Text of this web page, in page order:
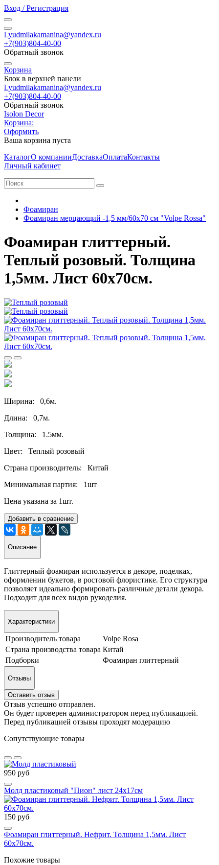
Вход / Регистрация
Lyudmilakamanina@yandex.ru
+7(903)804-40-00
Обратный звонок
Корзина
Блок в верхней панели
Lyudmilakamanina@yandex.ru
+7(903)804-40-00
Обратный звонок
Isolon Decor
Корзина:
Оформить
Ваша корзина пуста
КаталогО компанииДоставкаОплатаКонтакты
Личный кабинет
Фоамиран
Фоамиран мерцающий -1,5 мм/60х70 см "Volpe Rossa"
Фоамиран глиттерный.
Теплый розовый. Толщина
1,5мм. Лист 60х70см.
Ширина: 0,6м.
Длина: 0,7м.
Толщина: 1.5мм.
Цвет: Теплый розовый
Страна производитель: Китай
Минимальная партия: 1шт
Цена указана за 1шт.
Добавить в сравнение
Описание
Глиттерный фоамиран используется в декоре, поделках,
оформлении букетов, в ростовой флористике. Его структура
позволяет идеально формировать различные детали декора.
Подходит для всех видов рукоделия.
Характеристики
Производитель товара
Volpe Rosa
Страна производства товара Китай
Подборки
Фоамиран глиттерный
Отзывы
Оставить отзыв
Отзыв успешно отправлен.
Он будет проверен администратором перед публикацией.
Перед публикацией отзывы проходят модерацию
Сопутствующие товары
950 руб
Молд пластиковый "Пион" лист 24х17см
150 руб
Фоамиран глиттерный. Нефрит. Толщина 1,5мм. Лист
60х70см.
Похожие товары